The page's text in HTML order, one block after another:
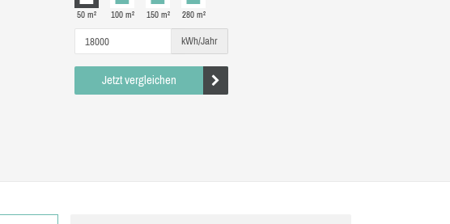
50 m² 100 m² 150 m² 280 m²
kWh/Jahr
Jetzt vergleichen